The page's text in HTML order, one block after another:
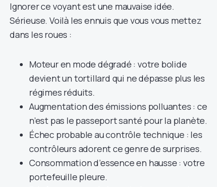
Ignorer ce voyant est une mauvaise idée.
Sérieuse. Voilà les ennuis que vous vous mettez
dans les roues :
Moteur en mode dégradé : votre bolide
devient un tortillard qui ne dépasse plus les
régimes réduits.
Augmentation des émissions polluantes : ce
n’est pas le passeport santé pour la planète.
Échec probable au contrôle technique : les
contrôleurs adorent ce genre de surprises.
Consommation d’essence en hausse : votre
portefeuille pleure.